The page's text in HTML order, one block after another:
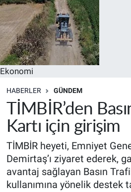
Ekonomi
HABERLER GÜNDEM
TİMBİR’den
Kartı için girişim
TİMBİR heyeti, Emniyet
Demirtaş’ı ziyaret ederek,
avantaj sağlayan Basın
kullanımına yönelik destek